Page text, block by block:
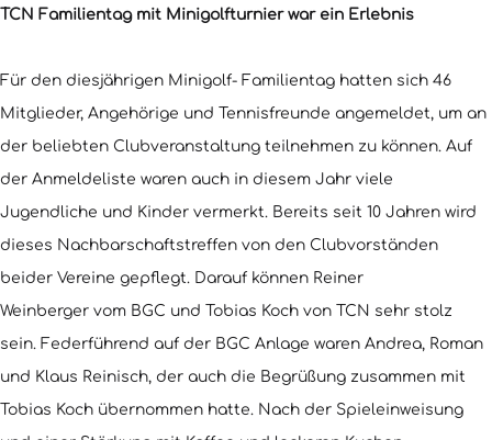
TCN Familientag mit Minigolfturnier war ein Erlebnis
Für den diesjährigen Minigolf- Familientag hatten sich 46
Mitglieder, Angehörige und Tennisfreunde angemeldet, um an
der beliebten Clubveranstaltung teilnehmen zu können. Auf
der Anmeldeliste waren auch in diesem Jahr viele
Jugendliche und Kinder vermerkt. Bereits seit 10 Jahren wird
dieses Nachbarschaftstreffen von den Clubvorständen
beider Vereine gepflegt. Darauf können Reiner
Weinberger vom BGC und Tobias Koch von TCN sehr stolz
sein. Federführend auf der BGC Anlage waren Andrea, Roman
und Klaus Reinisch, der auch die Begrüßung zusammen mit
Tobias Koch übernommen hatte. Nach der Spieleinweisung